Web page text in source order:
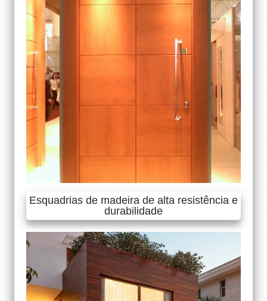
Esquadrias de madeira de alta resistência e
durabilidade